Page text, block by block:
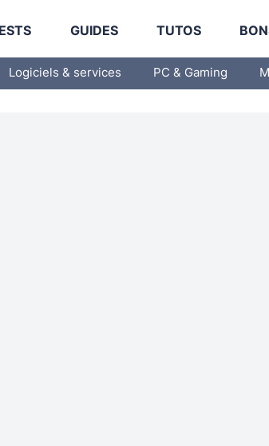
GUIDES TUTOS
Logiciels & services PC & Gaming